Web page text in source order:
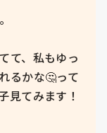
て、私もゆっ
るかな🤔って
見てみます！